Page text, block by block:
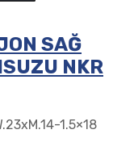
SAĞ
NKR
1.5×18